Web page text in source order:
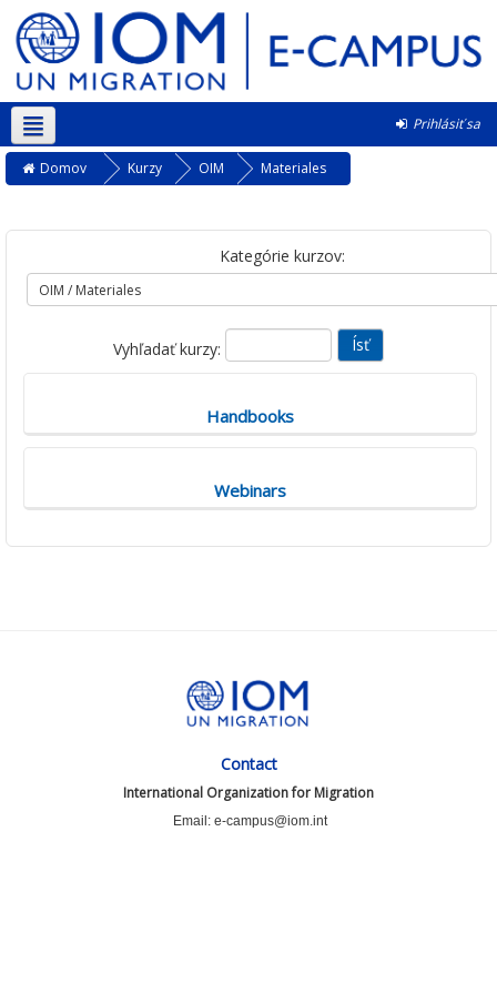
Prihlásiť sa
Slovenčina ‎(sk)‎
Domov Kurzy OIM Materiales
Kategórie kurzov:
Vyhľadať kurzy:
Handbooks
Webinars
Contact
International Organization for Migration
Email: e-campus@iom.int